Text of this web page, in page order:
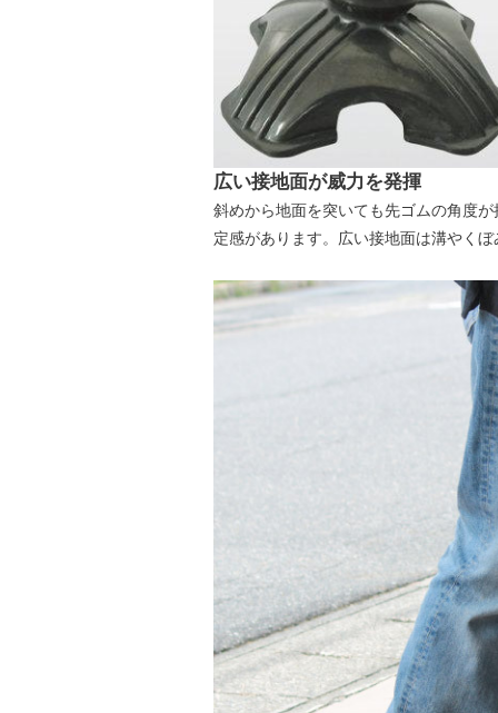
広い接地面が威力を発揮
斜めから地面を突いても先ゴムの角度
定感があります。広い接地面は溝やく